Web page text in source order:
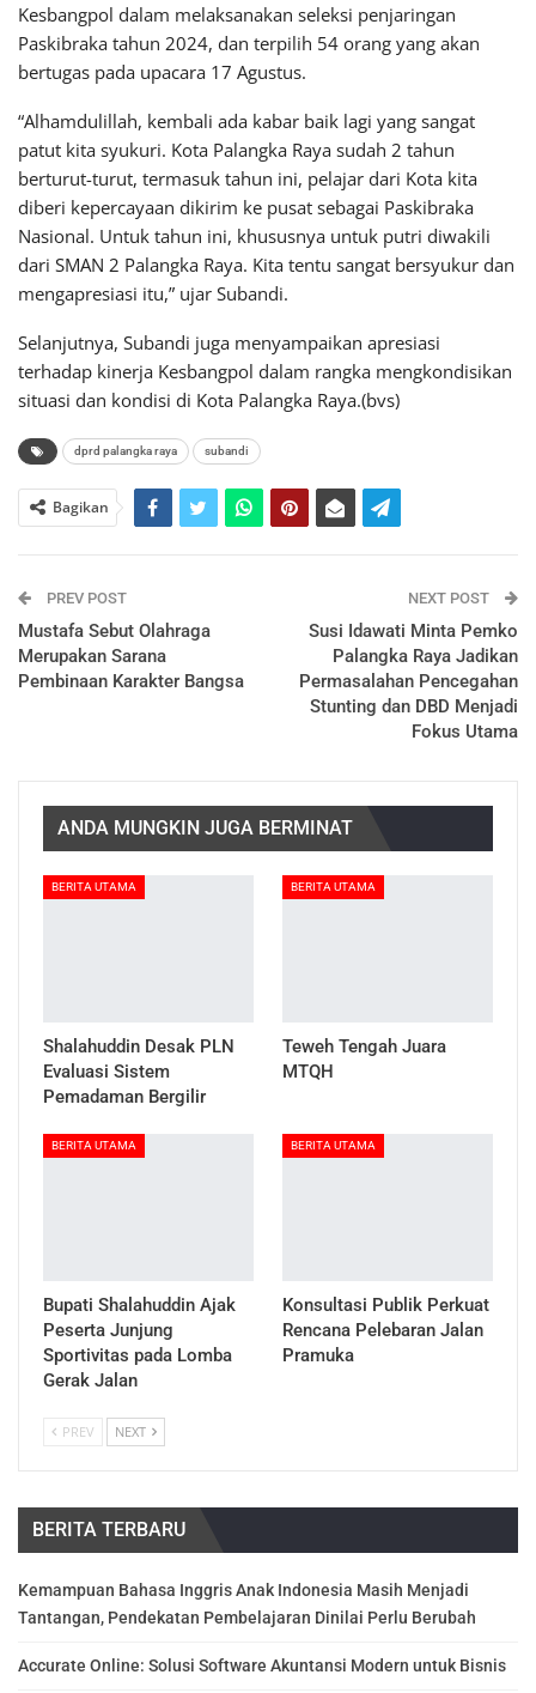
Kesbangpol dalam melaksanakan seleksi penjaringan
Paskibraka tahun 2024, dan terpilih 54 orang yang akan
bertugas pada upacara 17 Agustus.
“Alhamdulillah, kembali ada kabar baik lagi yang sangat
patut kita syukuri. Kota Palangka Raya sudah 2 tahun
berturut-turut, termasuk tahun ini, pelajar dari Kota kita
diberi kepercayaan dikirim ke pusat sebagai Paskibraka
Nasional. Untuk tahun ini, khususnya untuk putri diwakili
dari SMAN 2 Palangka Raya. Kita tentu sangat bersyukur dan
mengapresiasi itu,” ujar Subandi.
Selanjutnya, Subandi juga menyampaikan apresiasi
terhadap kinerja Kesbangpol dalam rangka mengkondisikan
situasi dan kondisi di Kota Palangka Raya.(bvs)
dprd palangka raya subandi
Bagikan
PREV POST
Mustafa Sebut Olahraga
Merupakan Sarana
Pembinaan Karakter Bangsa
NEXT POST
Susi Idawati Minta Pemko
Palangka Raya Jadikan
Permasalahan Pencegahan
Stunting dan DBD Menjadi
Fokus Utama
ANDA MUNGKIN JUGA BERMINAT
BERITA UTAMA
Shalahuddin Desak PLN
Evaluasi Sistem
Pemadaman Bergilir
BERITA UTAMA
Teweh Tengah Juara
MTQH
BERITA UTAMA
Bupati Shalahuddin Ajak
Peserta Junjung
Sportivitas pada Lomba
Gerak Jalan
BERITA UTAMA
Konsultasi Publik Perkuat
Rencana Pelebaran Jalan
Pramuka
PREV NEXT
BERITA TERBARU
Kemampuan Bahasa Inggris Anak Indonesia Masih Menjadi
Tantangan, Pendekatan Pembelajaran Dinilai Perlu Berubah
Accurate Online: Solusi Software Akuntansi Modern untuk Bisnis